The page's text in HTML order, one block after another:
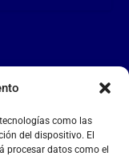
como las
del dispositivo. El
procesar datos como el